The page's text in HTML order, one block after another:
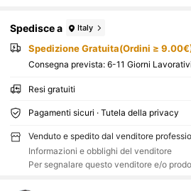
Spedisce a Italy
Spedizione Gratuita(Ordini ≥
Consegna prevista: 6-11 Giorni Lavorativi
Resi gratuiti
Pagamenti sicuri · Tutela della privacy
Venduto e spedito dal venditore
Informazioni e obblighi del venditore
Per segnalare questo venditore e/o